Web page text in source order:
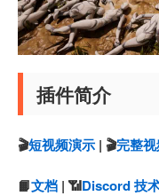
插件简介
🎬短视频演示 | 🎬完整
📙文档 | 📶Discord 技